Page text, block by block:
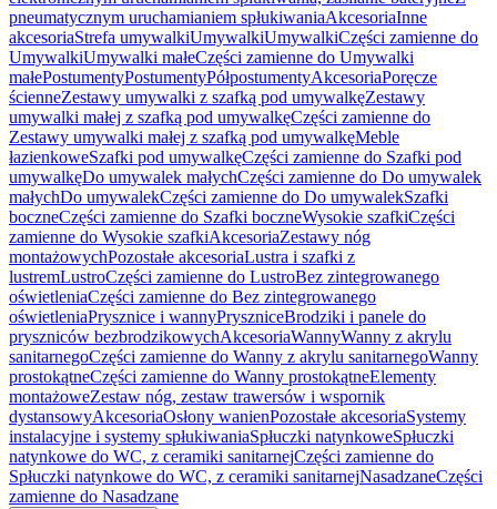
pneumatycznym uruchamianiem spłukiwaniaAkcesoriaInne
akcesoriaStrefa umywalkiUmywalkiUmywalkiCzęści zamienne do
UmywalkiUmywalki małeCzęści zamienne do Umywalki
małePostumentyPostumentyPółpostumentyAkcesoriaPoręcze
ścienneZestawy umywalki z szafką pod umywalkęZestawy
umywalki małej z szafką pod umywalkęCzęści zamienne do
Zestawy umywalki małej z szafką pod umywalkęMeble
łazienkoweSzafki pod umywalkęCzęści zamienne do Szafki pod
umywalkęDo umywalek małychCzęści zamienne do Do umywalek
małychDo umywalekCzęści zamienne do Do umywalekSzafki
boczneCzęści zamienne do Szafki boczneWysokie szafkiCzęści
zamienne do Wysokie szafkiAkcesoriaZestawy nóg
montażowychPozostałe akcesoriaLustra i szafki z
lustremLustroCzęści zamienne do LustroBez zintegrowanego
oświetleniaCzęści zamienne do Bez zintegrowanego
oświetleniaPrysznice i wannyPryszniceBrodziki i panele do
pryszniców bezbrodzikowychAkcesoriaWannyWanny z akrylu
sanitarnegoCzęści zamienne do Wanny z akrylu sanitarnegoWanny
prostokątneCzęści zamienne do Wanny prostokątneElementy
montażoweZestaw nóg, zestaw trawersów i wspornik
dystansowyAkcesoriaOsłony wanienPozostałe akcesoriaSystemy
instalacyjne i systemy spłukiwaniaSpłuczki natynkoweSpłuczki
natynkowe do WC, z ceramiki sanitarnejCzęści zamienne do
Spłuczki natynkowe do WC, z ceramiki sanitarnejNasadzaneCzęści
zamienne do Nasadzane